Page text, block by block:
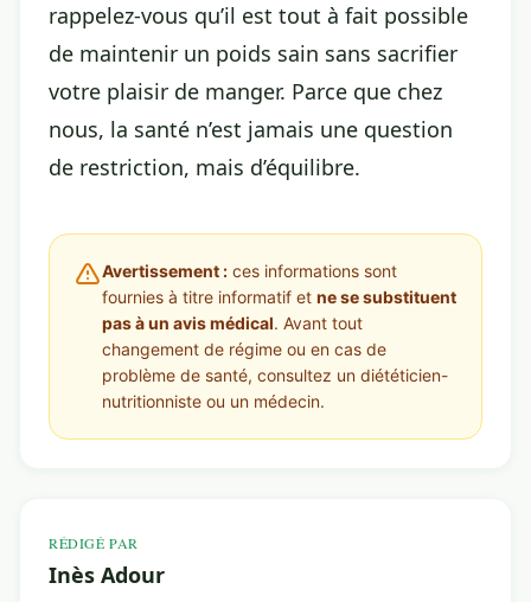
rappelez-vous qu’il est tout à fait possible
de maintenir un poids sain sans sacrifier
votre plaisir de manger. Parce que chez
nous, la santé n’est jamais une question
de restriction, mais d’équilibre.
Avertissement : ces informations sont
fournies à titre informatif et ne se substituent
pas à un avis médical. Avant tout
changement de régime ou en cas de
problème de santé, consultez un diététicien-
nutritionniste ou un médecin.
RÉDIGÉ PAR
Inès Adour